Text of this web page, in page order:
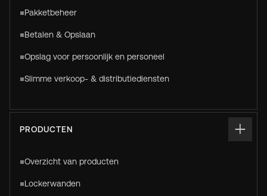
Pakketbeheer
Betalen & Opslaan
Opslag voor persoonlijk en personeel
Slimme verkoop- & distributiediensten
PRODUCTEN
Overzicht van producten
Lockerwanden